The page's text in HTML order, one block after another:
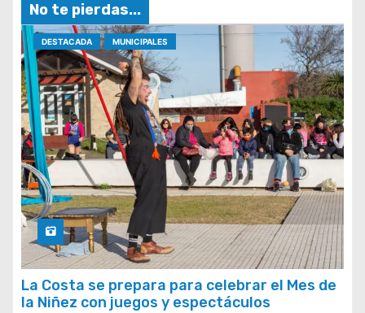
No te pierdas...
DESTACADA MUNICIPALES
La Costa se prepara para celebrar el Mes de
la Niñez con juegos y espectáculos